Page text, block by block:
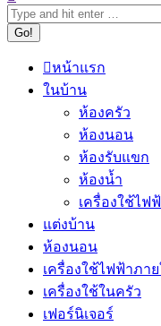
หน้าแรก
ในบ้าน
ห้องครัว
ห้องนอน
ห้องรับแขก
ห้องน้ำ
เครื่องใช้ไฟ
แต่งบ้าน
ห้องนอน
เครื่องใช้ไฟฟ้าภา
เครื่องใช้ในครัว
เฟอร์นิเจอร์